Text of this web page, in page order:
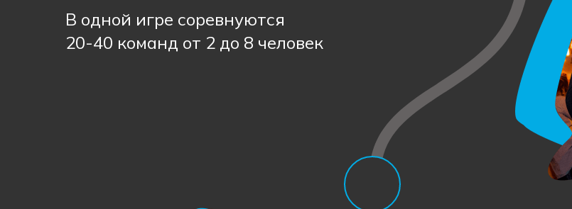
В одной игре соревнуются
20-40 команд от 2 до 8 человек